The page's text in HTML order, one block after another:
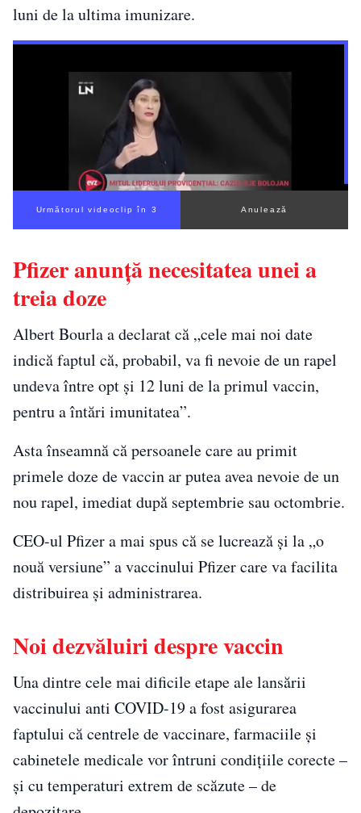
luni de la ultima imunizare.
Următorul videoclip în 3 Anulează
Pfizer anunţă necesitatea unei a
treia doze
Albert Bourla a declarat că „cele mai noi date
indică faptul că, probabil, va fi nevoie de un rapel
undeva între opt și 12 luni de la primul vaccin,
pentru a întări imunitatea”.
Asta înseamnă că persoanele care au primit
primele doze de vaccin ar putea avea nevoie de un
nou rapel, imediat după septembrie sau octombrie.
CEO-ul Pfizer a mai spus că se lucrează și la „o
nouă versiune” a vaccinului Pfizer care va facilita
distribuirea și administrarea.
Noi dezvăluiri despre vaccin
Una dintre cele mai dificile etape ale lansării
vaccinului anti COVID-19 a fost asigurarea
faptului că centrele de vaccinare, farmaciile și
cabinetele medicale vor întruni condițiile corecte –
și cu temperaturi extrem de scăzute – de